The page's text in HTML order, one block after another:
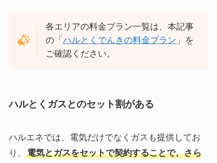
各エリアの料金プラン一覧は、本記事
の「ハルとくでんきの料金プラン 」を
ご確認ください。
ハルとくガスとのセット割がある
ハルエネでは、電気だけでなくガスも提供してお
り、 電気とガスをセットで契約することで、さら